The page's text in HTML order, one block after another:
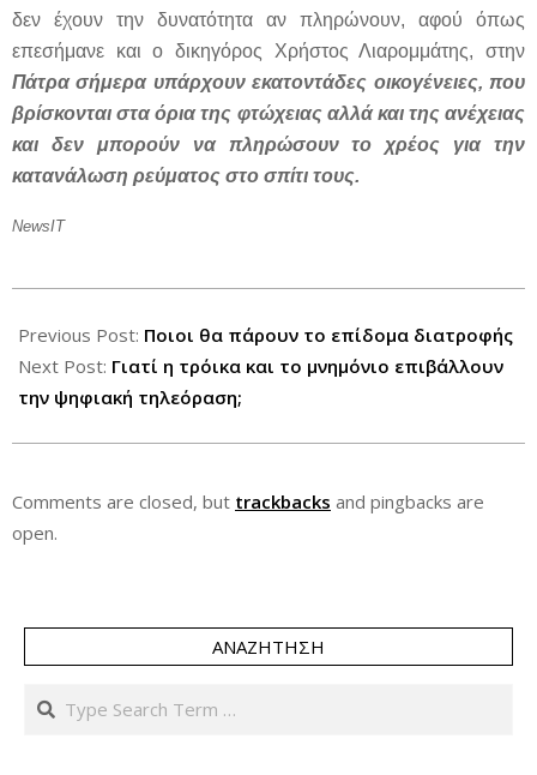
δεν έχουν την δυνατότητα αν πληρώνουν, αφού όπως
επεσήμανε και ο δικηγόρος Χρήστος Λιαρομμάτης, στην
Πάτρα σήμερα υπάρχουν εκατοντάδες οικογένειες, που
βρίσκονται στα όρια της φτώχειας αλλά και της ανέχειας
και δεν μπορούν να πληρώσουν το χρέος για την
κατανάλωση ρεύματος στο σπίτι τους.
NewsIT
07-
20
Previous Post: Ποιοι θα πάρουν το επίδομα διατροφής
Next Post: Γιατί η τρόικα και το μνημόνιο επιβάλλουν
την ψηφιακή τηλεόραση;
Comments are closed, but trackbacks and pingbacks are
open.
ΑΝΑΖΉΤΗΣΗ
Search